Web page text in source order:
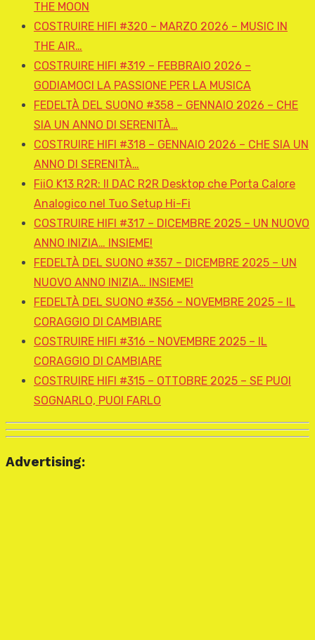
THE MOON
COSTRUIRE HIFI #320 – MARZO 2026 – MUSIC IN
THE AIR…
COSTRUIRE HIFI #319 – FEBBRAIO 2026 –
GODIAMOCI LA PASSIONE PER LA MUSICA
FEDELTÀ DEL SUONO #358 – GENNAIO 2026 – CHE
SIA UN ANNO DI SERENITÀ…
COSTRUIRE HIFI #318 – GENNAIO 2026 – CHE SIA UN
ANNO DI SERENITÀ…
FiiO K13 R2R: Il DAC R2R Desktop che Porta Calore
Analogico nel Tuo Setup Hi-Fi
COSTRUIRE HIFI #317 – DICEMBRE 2025 – UN NUOVO
ANNO INIZIA… INSIEME!
FEDELTÀ DEL SUONO #357 – DICEMBRE 2025 – UN
NUOVO ANNO INIZIA… INSIEME!
FEDELTÀ DEL SUONO #356 – NOVEMBRE 2025 – IL
CORAGGIO DI CAMBIARE
COSTRUIRE HIFI #316 – NOVEMBRE 2025 – IL
CORAGGIO DI CAMBIARE
COSTRUIRE HIFI #315 – OTTOBRE 2025 – SE PUOI
SOGNARLO, PUOI FARLO
Advertising: